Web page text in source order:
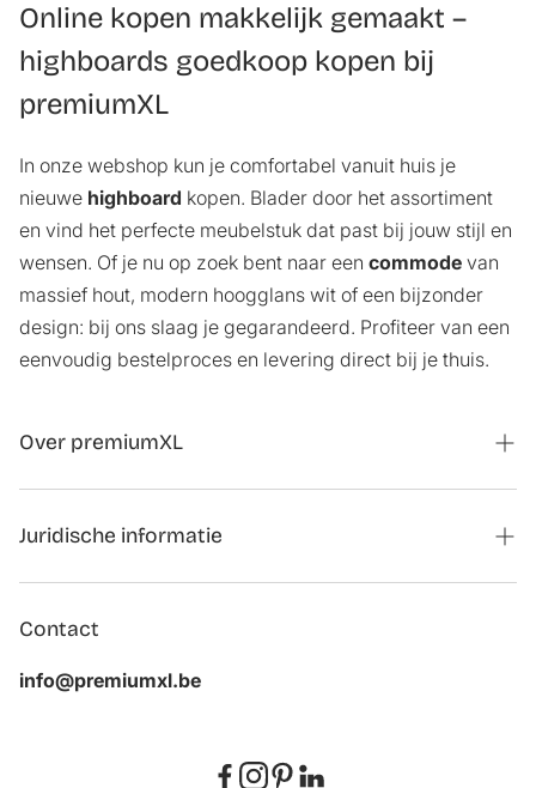
Online kopen makkelijk gemaakt –
highboards goedkoop kopen bij
premiumXL
In onze webshop kun je comfortabel vanuit huis je
nieuwe highboard kopen. Blader door het assortiment
en vind het perfecte meubelstuk dat past bij jouw stijl en
wensen. Of je nu op zoek bent naar een commode van
massief hout, modern hoogglans wit of een bijzonder
design: bij ons slaag je gegarandeerd. Profiteer van een
eenvoudig bestelproces en levering direct bij je thuis.
Over premiumXL
Contactformulier samenwerkingen
FAQ
Juridische informatie
Impressum
Privacyverklaring
Contact
info@premiumxl.be